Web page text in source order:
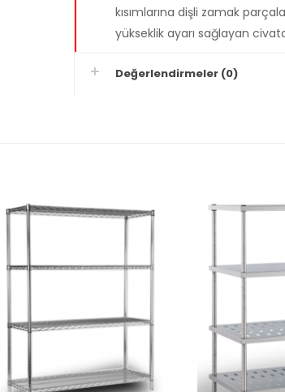
kısımlarına dişli zamak
yükseklik ayarı sağlayan
Değerlendirmeler (0)